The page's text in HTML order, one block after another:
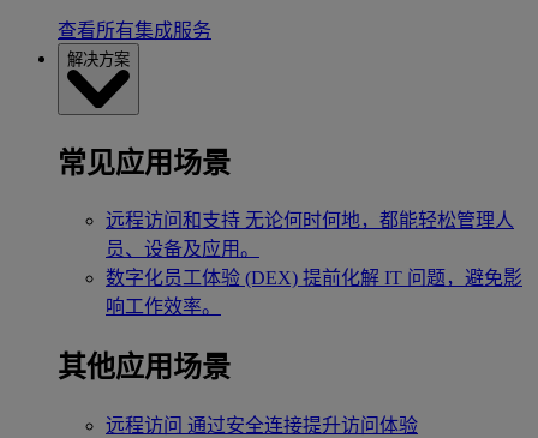
查看所有集成服务
解决方案
常见应用场景
远程访问和支持 无论何时何地，都能轻松管理人
员、设备及应用。
数字化员工体验 (DEX) 提前化解 IT 问题，避免影
响工作效率。
其他应用场景
远程访问 通过安全连接提升访问体验